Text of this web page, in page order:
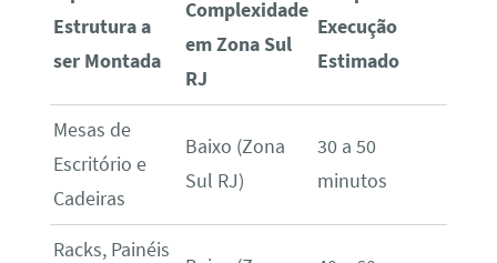
Estrutura a
ser Montada
Complexidade
em Zona Sul
RJ
Execução
Estimado
Mesas de
Escritório e
Cadeiras
Baixo (Zona
Sul RJ)
30 a 50
minutos
Racks, Painéis